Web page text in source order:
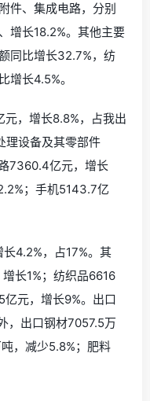
件、集成电路，分别
增长18.2%。其他主要
同比增长32.7%，纺
增长4.5%。
，增长8.8%，占我出
理设备及其零部件
7360.4亿元，增长
；手机5143.7亿
4.2%，占17%。其
长1%；纺织品6616
元，增长9%。出口
，出口钢材7057.5万
，减少5.8%；肥料